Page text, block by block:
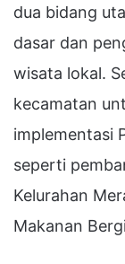
dua bidang
dasar dan
wisata lokal.
kecamatan
implementasi
seperti
Kelurahan
Makanan